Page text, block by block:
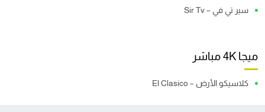
سير تي في – Sir Tv
ميجا 4K مباشر
كلاسيكو الأرض – El Clasico